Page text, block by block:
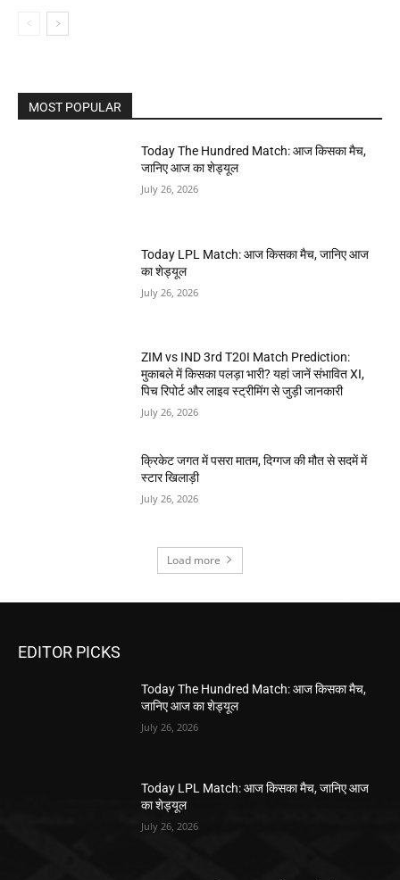
MOST POPULAR
Today The Hundred Match: आज किसका मैच,
जानिए आज का शेड्यूल
July 26, 2026
Today LPL Match: आज किसका मैच, जानिए आज
का शेड्यूल
July 26, 2026
ZIM vs IND 3rd T20I Match Prediction:
मुकाबले में किसका पलड़ा भारी? यहां जानें संभावित XI,
पिच रिपोर्ट और लाइव स्ट्रीमिंग से जुड़ी जानकारी
July 26, 2026
क्रिकेट जगत में पसरा मातम, दिग्गज की मौत से सदमें में
स्टार खिलाड़ी
July 26, 2026
Load more
EDITOR PICKS
Today The Hundred Match: आज किसका मैच,
जानिए आज का शेड्यूल
July 26, 2026
Today LPL Match: आज किसका मैच, जानिए आज
का शेड्यूल
July 26, 2026